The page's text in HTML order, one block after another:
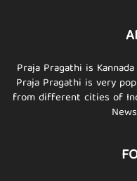
Praja Pragathi is
Praja Pragathi is very
from different cities of